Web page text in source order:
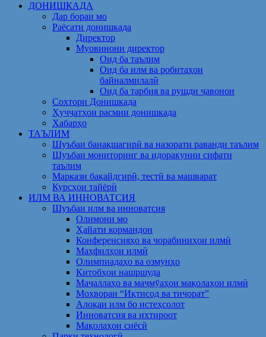
ДОНИШКАДА
Дар бораи мо
Раёсати донишкада
Директор
Муовинони директор
Оид ба таълим
Оид ба илм ва робитаҳои
байналмилалӣ
Оид ба тарбия ва рушди ҷавонон
Сохтори Донишкада
Ҳуҷҷатҳои расмии донишкада
Хабарҳо
ТАЪЛИМ
Шуъбаи банақшагирӣ ва назорати раванди таълим
Шуъбаи мониторинг ва идоракунии сифати
таълим
Маркази бақайдгирӣ, тестӣ ва машварат
Курсҳои тайёрӣ
ИЛМ ВА ИННОВАТСИЯ
Шуъбаи илм ва инноватсия
Олимони мо
Ҳайати кормандон
Конференсияҳо ва чорабиниҳои илмӣ
Маҳфилҳои илмӣ
Олимпиадаҳо ва озмунҳо
Китобҳои нашршуда
Маҷаллаҳо ва маҷмӯаҳои мақолаҳои илмӣ
Моҳвораи “Иқтисод ва тиҷорат”
Алоқаи илм бо истеҳсолот
Инноватсия ва ихтироот
Мақолаҳои сиёсӣ